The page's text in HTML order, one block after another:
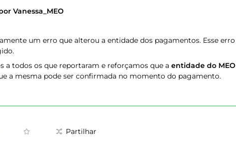
Vanessa_MEO
um erro que alterou a entidade dos pagamentos. Esse erro
a todos os que reportaram e reforçamos que a entidade do MEO
a mesma pode ser confirmada no momento do pagamento.
Partilhar